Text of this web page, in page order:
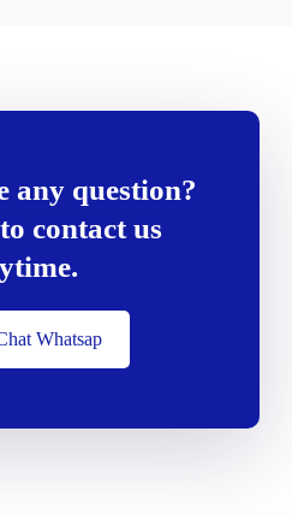
any question?
contact us
Whatsap